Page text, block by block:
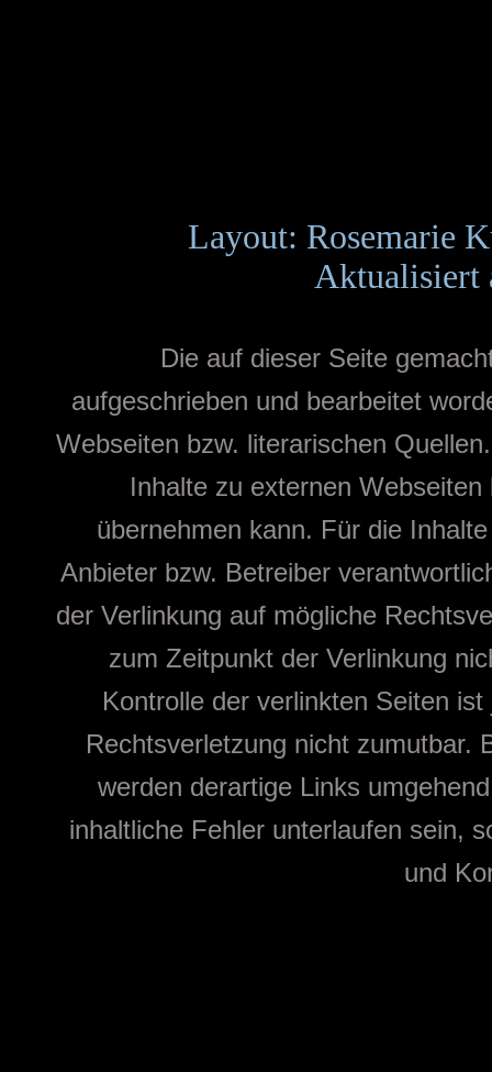
Layout: Rosemarie
Aktualisiert
Die auf dieser Seite
aufgeschrieben und bearbeitet
Webseiten bzw. literarischen
Inhalte zu externen
übernehmen kann. Für die
Anbieter bzw. Betreiber
der Verlinkung auf mögliche
zum Zeitpunkt der Verlinkung
Kontrolle der verlinkten Seiten
Rechtsverletzung nicht zumutbar.
werden derartige Links
inhaltliche Fehler unterlaufen sein,
und